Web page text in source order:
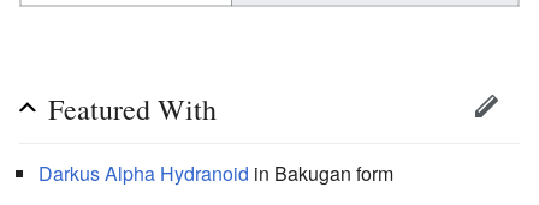
Featured With
DarkusAlpha Hydranoid in Bakugan form